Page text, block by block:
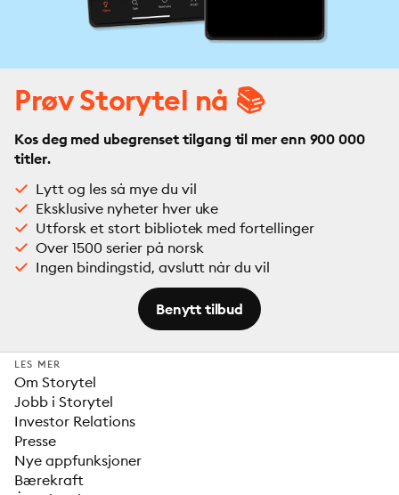
Prøv Storytel nå 📚
Kos deg med ubegrenset tilgang til mer enn 900 000
titler.
Lytt og les så mye du vil
Eksklusive nyheter hver uke
Utforsk et stort bibliotek med fortellinger
Over 1500 serier på norsk
Ingen bindingstid, avslutt når du vil
Benytt tilbud
LES MER
Om Storytel
Jobb i Storytel
Investor Relations
Presse
Nye appfunksjoner
Bærekraft